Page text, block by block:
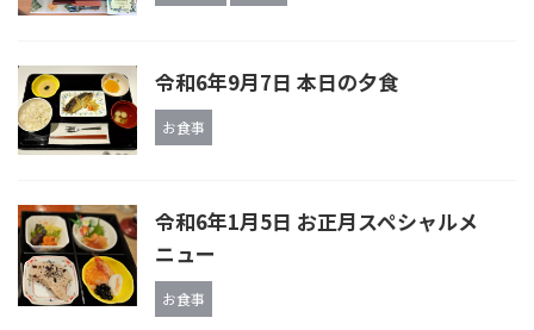
令和6年9月7日 本日の夕食
お食事
令和6年1月5日 お正月スペシャルメ
ニュー
お食事